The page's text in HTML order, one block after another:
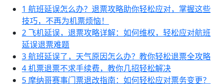
1 航班延误怎么办？退票攻略助你轻松应对，掌握这些
技巧，不再为机票烦恼！
2 飞机延误，退票攻略详解：如何维权，轻松应对航班
延误退票难题
3航班延误了，天气原因怎么办？教你轻松退票全攻略
4机票退票不求手续费，教你几招轻松解决
5 摩纳哥赛事门票退改指南：如何轻松应对票务变更？